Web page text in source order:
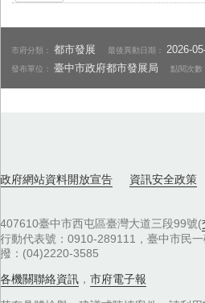
市府分類：都市發展 最後異動日期： 2026-
發布單位：臺中市政府都市發展局 點閱次數
政府網站資料開放宣告 資訊安全政策
407610臺中市西屯區臺灣大道三段99號(
行動代表號：0910-289111，臺中市民
撥：(04)2220-3585
各機關聯絡資訊 ， 市府電子報